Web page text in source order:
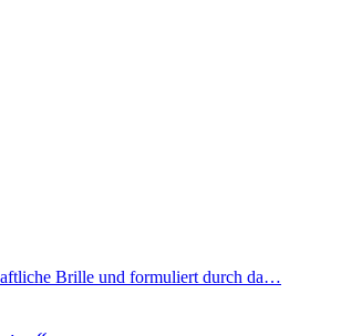
Brille und formuliert durch da…